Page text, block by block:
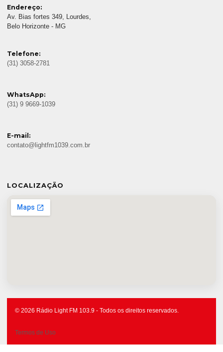
Endereço:
Av. Bias fortes 349, Lourdes,
Belo Horizonte - MG
Telefone:
(31) 3058-2781
WhatsApp:
(31) 9 9669-1039
E-mail:
contato@lightfm1039.com.br
LOCALIZAÇÃO
© 2026 Rádio Light FM 103.9 - Todos os direitos reservados.
Termos de Uso